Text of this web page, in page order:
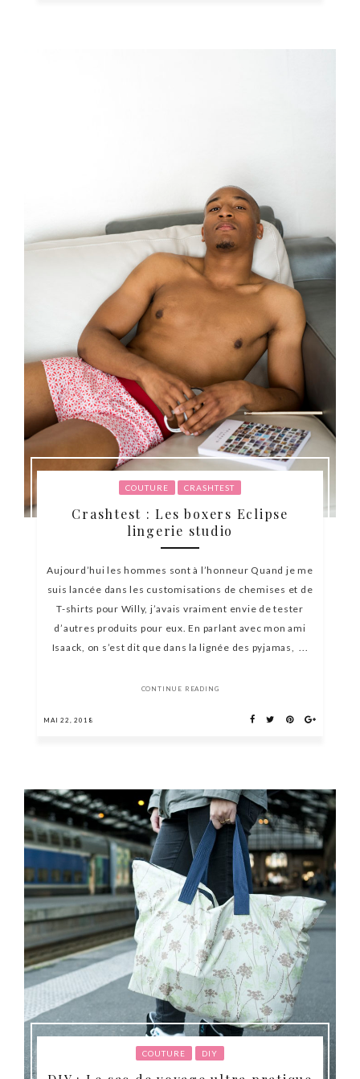
COUTURE CRASHTEST
Crashtest : Les boxers Eclipse
lingerie studio
Aujourd’hui les hommes sont à l’honneur Quand je me
suis lancée dans les customisations de chemises et de
T-shirts pour Willy, j’avais vraiment envie de tester
d’autres produits pour eux. En parlant avec mon ami
Isaack, on s’est dit que dans la lignée des pyjamas, ...
CONTINUE READING
MAI 22, 2018
COUTURE DIY